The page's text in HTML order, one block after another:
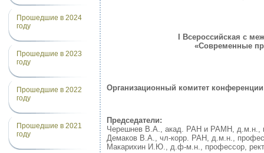
Прошедшие в 2024
году
Прошедшие в 2023
году
Прошедшие в 2022
году
Прошедшие в 2021
году
I Всероссийская с
«Современные
Организационный комитет конференции
Председатели:
Черешнев В.А., акад. РАН и РАМН, д.м.н.,
Демаков В.А., чл-корр. РАН, д.м.н.,
Макарихин И.Ю., д.ф-м.н., профессор,